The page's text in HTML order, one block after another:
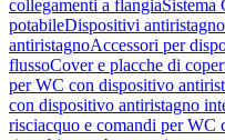
collegamenti a flangiaSistema
potabileDispositivi antiristagno
antiristagnoAccessori per
flussoCover e placche di
per WC con dispositivo
con dispositivo antiristagno
risciacquo e comandi per WC